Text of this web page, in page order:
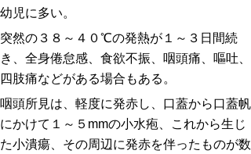
幼児に多い。
突然の３８～４０℃の発熱が１～３日間続
き、全身倦怠感、食欲不振、咽頭痛、嘔吐、
四肢痛などがある場合もある。
咽頭所見は、軽度に発赤し、口蓋から口蓋帆
にかけて１～５mmの小水疱、これから生じ
た小潰瘍、その周辺に発赤を伴ったものが数